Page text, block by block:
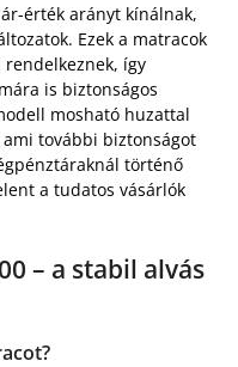
érték arányt kínálnak,
Ezek a matracok
így
is biztonságos
mosható huzattal
további biztonságot
történő
a tudatos vásárlók
– a stabil alvás